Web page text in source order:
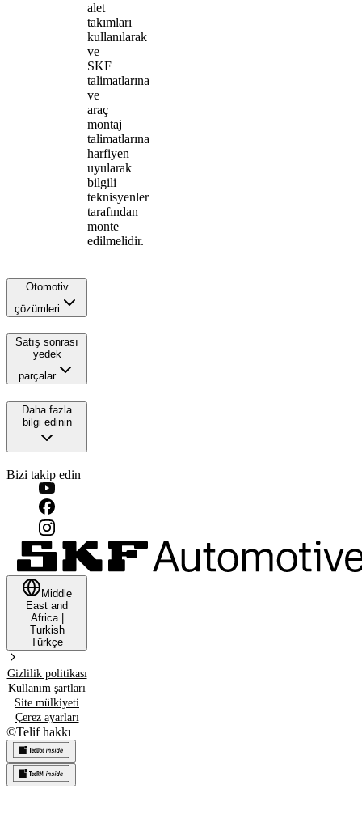
alet
takımları
kullanılarak
ve
SKF
talimatlarına
ve
araç
montaj
talimatlarına
harfiyen
uyularak
bilgili
teknisyenler
tarafından
monte
edilmelidir.
Otomotiv
çözümleri
Satış sonrası
yedek
parçalar
Daha fazla
bilgi edinin
Bizi takip edin
Middle
East and
Africa|
Turkish
Türkçe
Gizlilik politikası
Kullanım şartları
Site mülkiyeti
Çerez ayarları
©Telif hakkı